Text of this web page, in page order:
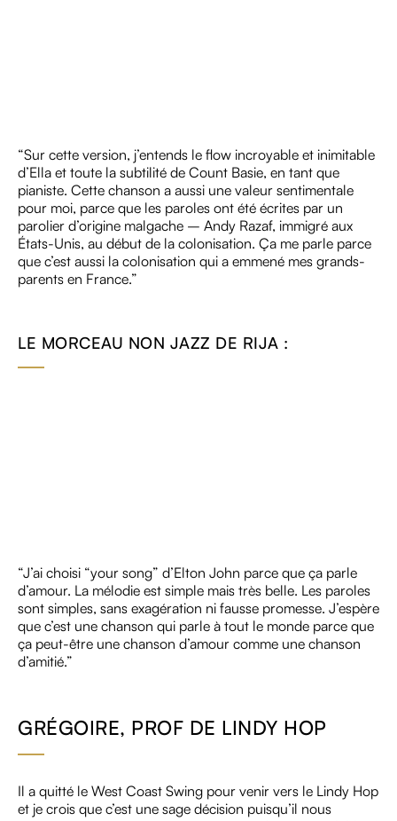
“Sur cette version, j’entends le flow incroyable et inimitable
d’Ella et toute la subtilité de Count Basie, en tant que
pianiste. Cette chanson a aussi une valeur sentimentale
pour moi, parce que les paroles ont été écrites par un
parolier d’origine malgache – Andy Razaf, immigré aux
États-Unis, au début de la colonisation. Ça me parle parce
que c’est aussi la colonisation qui a emmené mes grands-
parents en France.”
LE MORCEAU NON JAZZ DE RIJA :
“J’ai choisi “your song” d’Elton John parce que ça parle
d’amour. La mélodie est simple mais très belle. Les paroles
sont simples, sans exagération ni fausse promesse. J’espère
que c’est une chanson qui parle à tout le monde parce que
ça peut-être une chanson d’amour comme une chanson
d’amitié.”
GRÉGOIRE, PROF DE LINDY HOP
Il a quitté le West Coast Swing pour venir vers le Lindy Hop
et je crois que c’est une sage décision puisqu’il nous